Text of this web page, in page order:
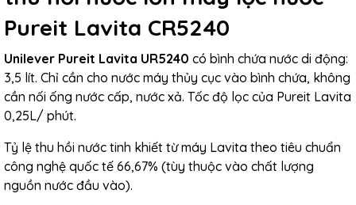
Pureit Lavita CR5240
Unilever Pureit Lavita UR5240 có bình chứa nước di động:
3,5 lít. Chỉ cần cho nước máy thủy cục vào bình chứa, không
cần nối ống nước cấp, nước xả. Tốc độ lọc của Pureit Lavita
0,25L/ phút.
Tỷ lệ thu hồi nước tinh khiết từ máy Lavita theo tiêu chuẩn
công nghệ quốc tế 66,67% (tùy thuộc vào chất lượng
nguồn nước đầu vào).